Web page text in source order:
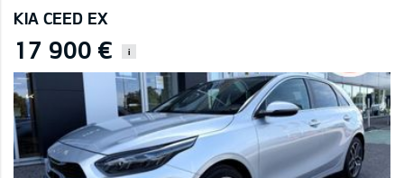
KIA CEED EX
17 900 € i